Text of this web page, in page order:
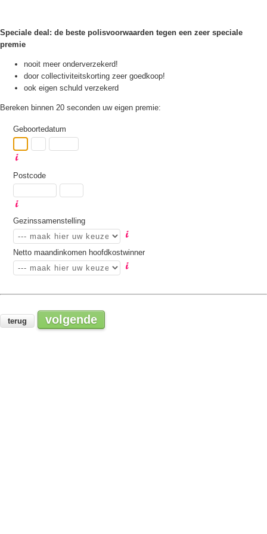
Speciale deal: de beste polisvoorwaarden tegen een zeer speciale
premie
nooit meer onderverzekerd!
door collectiviteitskorting zeer goedkoop!
ook eigen schuld verzekerd
Bereken binnen 20 seconden uw eigen premie:
Geboortedatum
Postcode
Gezinssamenstelling
Netto maandinkomen hoofdkostwinner
terug volgende